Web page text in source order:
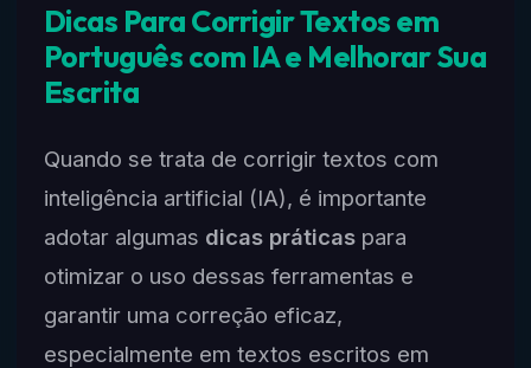
Dicas Para Corrigir Textos em
Português com IA e Melhorar Sua
Escrita
Quando se trata de corrigir textos com
inteligência artificial (IA), é importante
adotar algumas dicas práticaspara
otimizar o uso dessas ferramentas e
garantir uma correção eficaz,
especialmente em textos escritos em